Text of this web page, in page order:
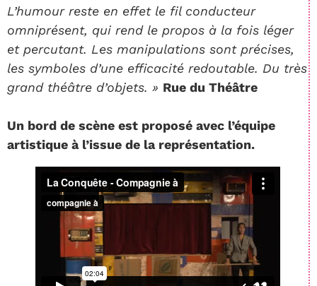
L’humour reste en effet le fil conducteur
omniprésent, qui rend le propos à la fois léger
et percutant. Les manipulations sont précises,
les symboles d’une efficacité redoutable. Du très
grand théâtre d’objets. » Rue du Théâtre
Un bord de scène est proposé avec l’équipe
artistique à l’issue de la représentation.